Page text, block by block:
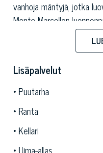
vanhoja mäntyjä, jotka
Monte Marcellon
Tämän ylellisen huvilan
ja palautettu vanhaan
Tämän kiinteistön koko
kaksi kerrosta.
makuutila, joka koostuu
joista toisessa on
kylpyhuone.
Lisäpalvelut
Puutarha
Ranta
Kellari